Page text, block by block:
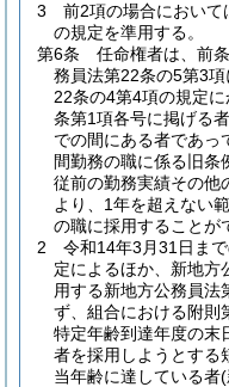
3
前2項の場合におい
の規定を準用する。
第6条
任命権者は、前
務員法第22条の5第3
22条の4第4項の規定
条第1項各号に掲げる
での間にある者であっ
間勤務の職に係る旧条
従前の勤務実績その他
より、1年を超えない
の職に採用することが
2
令和14年3月31日ま
定によるほか、新地方
用する新地方公務員法
ず、組合における附則
特定年齢到達年度の末
者を採用しようとする
当年齢に達している者(